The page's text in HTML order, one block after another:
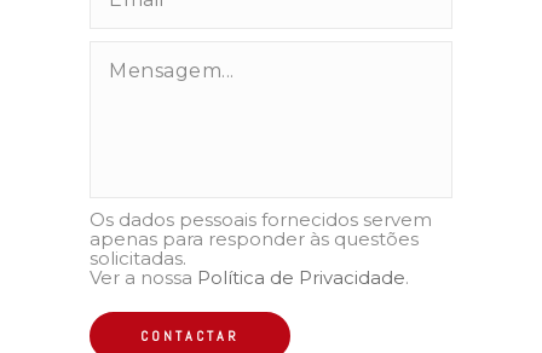
Os dados pessoais fornecidos servem
apenas para responder às questões
solicitadas.
Ver a nossa Política de Privacidade.